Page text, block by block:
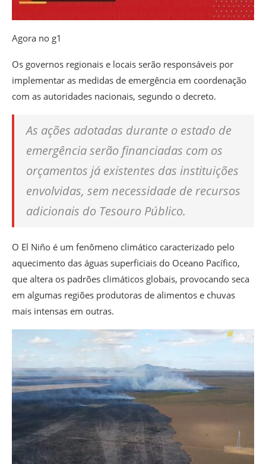
Agora no g1
Os governos regionais e locais serão responsáveis por
implementar as medidas de emergência em coordenação
com as autoridades nacionais, segundo o decreto.
As ações adotadas durante o estado de
emergência serão financiadas com os
orçamentos já existentes das instituições
envolvidas, sem necessidade de recursos
adicionais do Tesouro Público.
O El Niño é um fenômeno climático caracterizado pelo
aquecimento das águas superficiais do Oceano Pacífico,
que altera os padrões climáticos globais, provocando seca
em algumas regiões produtoras de alimentos e chuvas
mais intensas em outras.